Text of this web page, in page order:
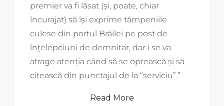
premier va fi lăsat (și, poate, chiar
încurajat) să își exprime tâmpeniile
culese din portul Brăilei pe post de
înțelepciuni de demnitar, dar i se va
atrage atenția când să se oprească și să
citească din punctajul de la “serviciu”.”
Read More